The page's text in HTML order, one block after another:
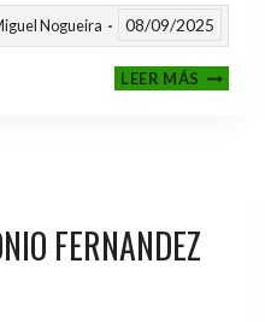
Nogueira 08/09/2025
LEER MÁSIII
FERNANDEZ